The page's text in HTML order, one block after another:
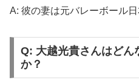
A: 彼の妻は元バレーボール
Q: 大越光貴さんはどん
か？